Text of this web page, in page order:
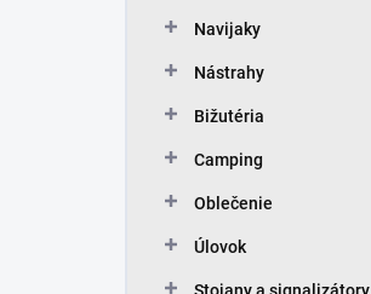
Navijaky
Nástrahy
Bižutéria
Camping
Oblečenie
Úlovok